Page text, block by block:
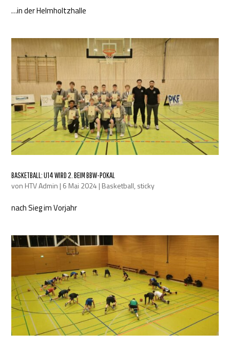
…in der Helmholtzhalle
BASKETBALL: U14 WIRD 2. BEIM BBW-POKAL
von HTV Admin | 6 Mai 2024 | Basketball, sticky
nach Sieg im Vorjahr